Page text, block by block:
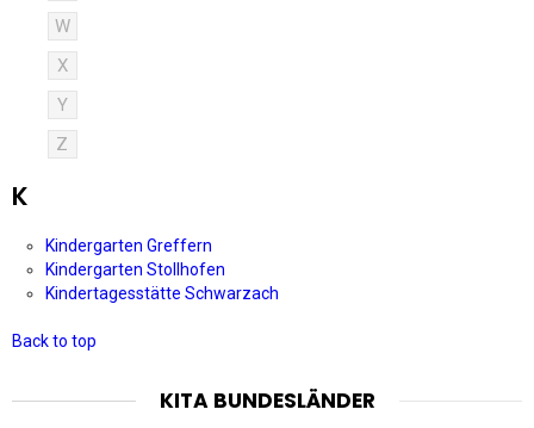
W
X
Y
Z
K
Kindergarten Greffern
Kindergarten Stollhofen
Kindertagesstätte Schwarzach
Back to top
KITA BUNDESLÄNDER